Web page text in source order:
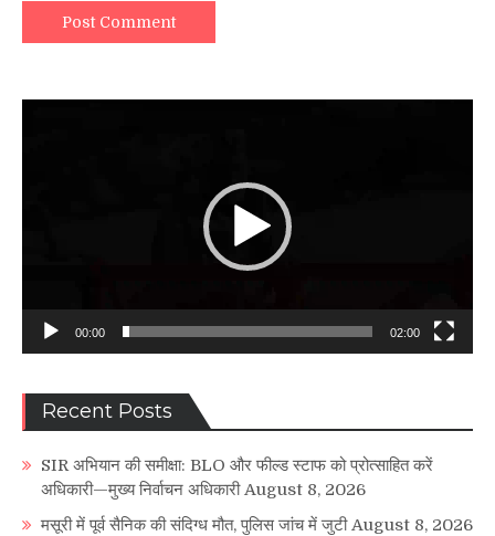
00:00 02:00
Recent Posts
SIR अभियान की समीक्षा: BLO और फील्ड स्टाफ को प्रोत्साहित करें
अधिकारी—मुख्य निर्वाचन अधिकारी August 8, 2026
मसूरी में पूर्व सैनिक की संदिग्ध मौत, पुलिस जांच में जुटी August 8, 2026